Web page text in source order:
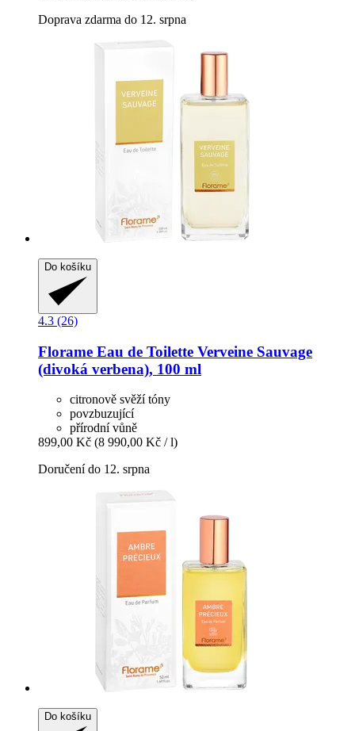
Doprava zdarma do 12. srpna
Do košíku
4.3 (26)
Florame Eau de Toilette Verveine Sauvage
(divoká verbena), 100 ml
citronově svěží tóny
povzbuzující
přírodní vůně
899,00 Kč (8 990,00 Kč / l)
Doručení do 12. srpna
Do košíku